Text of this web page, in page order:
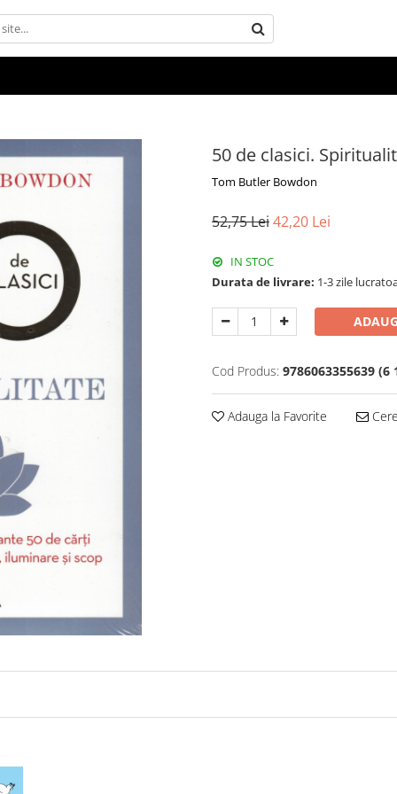
50 de clasici.
Tom Butler Bowdon
52,75 Lei42,20 Lei
IN STOC
Durata de livrare: 1-3 zile
Cod Produs: 9786063355639 (6
Adauga la Favorite